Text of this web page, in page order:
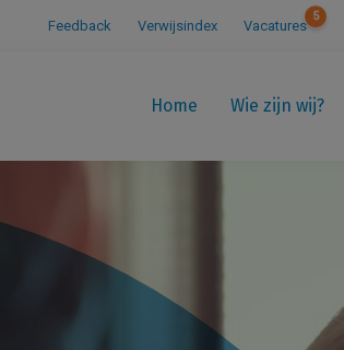
Feedback Verwijsindex Vacatures
5
Home Wie zijn wij?